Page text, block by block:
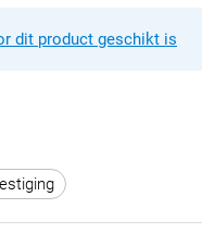
dit product geschikt is